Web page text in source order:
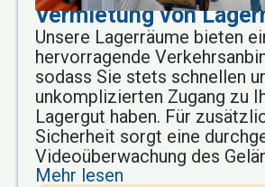
Vermietung von
Unsere Lagerräume bieten
hervorragende
sodass Sie stets schnellen
unkomplizierten Zugang zu
Lagergut haben. Für
Sicherheit sorgt eine
Videoüberwachung des
Mehr lesen